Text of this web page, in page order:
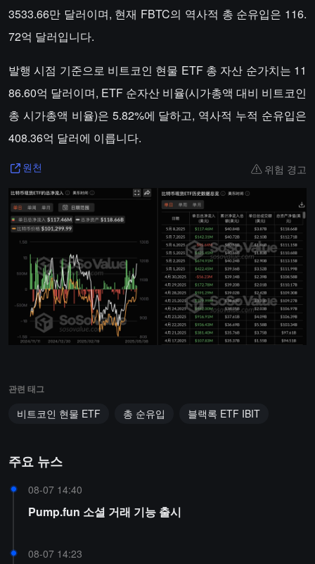
3533.66만 달러이며, 현재 FBTC의 역사적 총 순유입은 116.
72억 달러입니다.
발행 시점 기준으로 비트코인 현물 ETF 총 자산 순가치는 11
86.60억 달러이며, ETF 순자산 비율(시가총액 대비 비트코인
총 시가총액 비율)은 5.82%에 달하고, 역사적 누적 순유입은
408.36억 달러에 이릅니다.
원천 위험 경고
관련 태그
비트코인 현물 ETF 총 순유입 블랙록 ETF IBIT
주요 뉴스
08-07 14:40
Pump.fun 소셜 거래 기능 출시
08-07 14:23